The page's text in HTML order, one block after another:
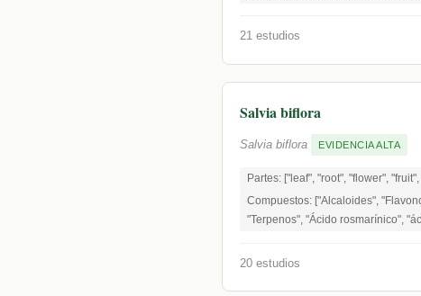
21 estudios
Salvia biflora
Salvia biflora EVIDENCIA ALTA
Partes: ["leaf", "root", "flower",
Compuestos: ["Alcaloides",
"Terpenos", "Ácido rosmarínico",
20 estudios